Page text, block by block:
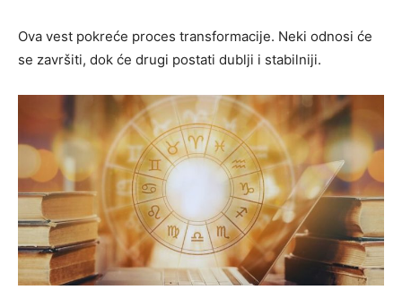
Ova vest pokreće proces transformacije. Neki odnosi će
se završiti, dok će drugi postati dublji i stabilniji.